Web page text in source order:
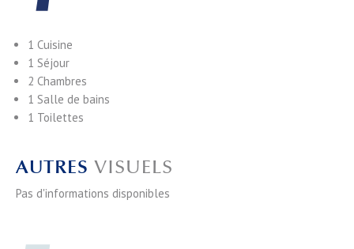
1 Cuisine
1 Séjour
2 Chambres
1 Salle de bains
1 Toilettes
AUTRES VISUELS
Pas d'informations disponibles